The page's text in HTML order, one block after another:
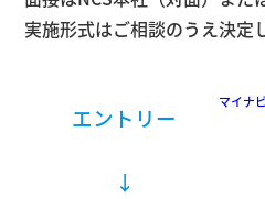
実施形式はご相談のうえ決定
エントリー
マイナビ
↓